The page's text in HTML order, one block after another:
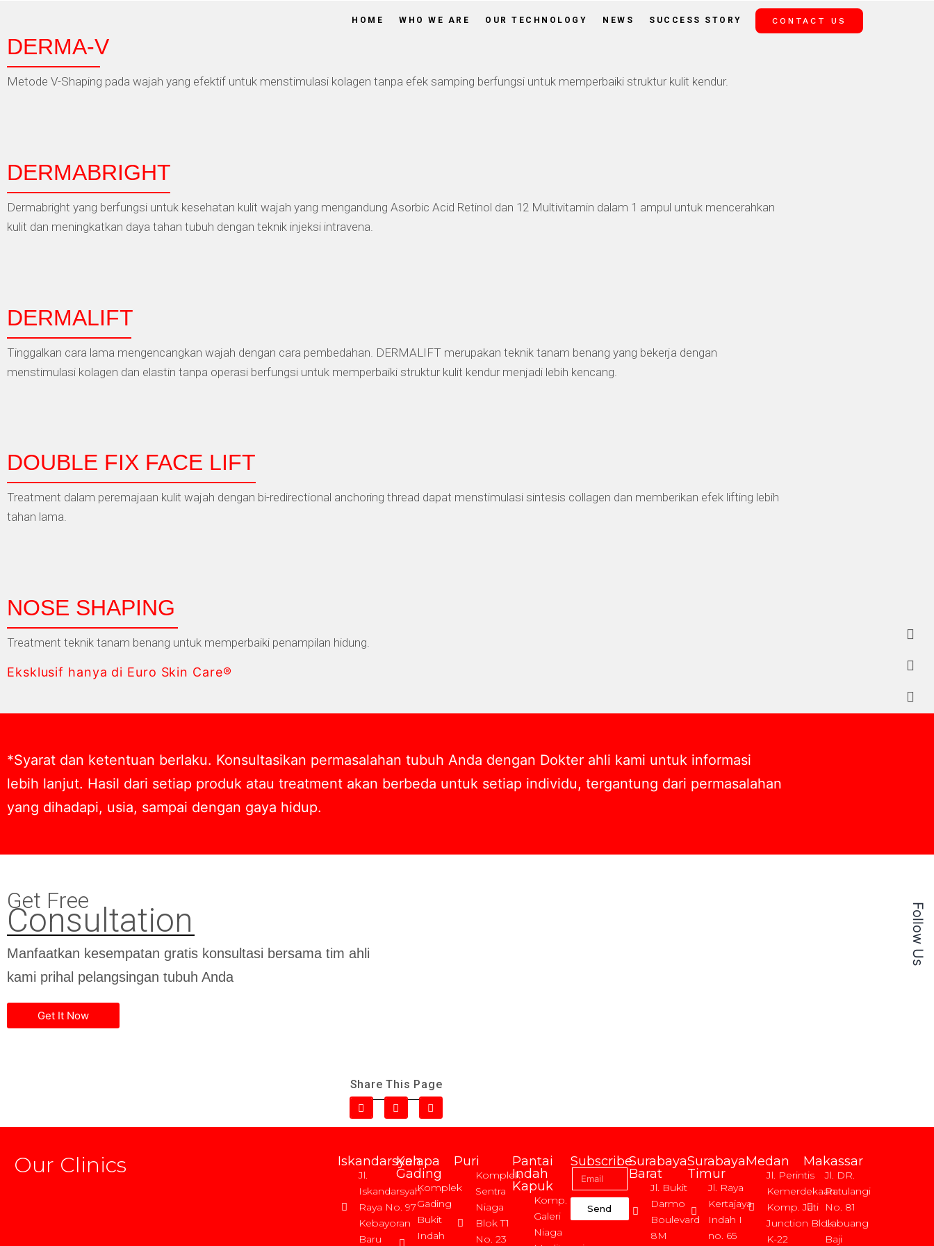
HOME WHO WE ARE OUR TECHNOLOGY NEWS SUCCESS STORY CONTACT US
DERMA-V
Metode V-Shaping pada wajah yang efektif untuk menstimulasi kolagen tanpa efek samping berfungsi untuk memperbaiki struktur kulit kendur.
DERMABRIGHT
Dermabright yang berfungsi untuk kesehatan kulit wajah yang mengandung Asorbic Acid Retinol dan 12 Multivitamin dalam 1 ampul untuk mencerahkan
kulit dan meningkatkan daya tahan tubuh dengan teknik injeksi intravena.
DERMALIFT
Tinggalkan cara lama mengencangkan wajah dengan cara pembedahan. DERMALIFT merupakan teknik tanam benang yang bekerja dengan
menstimulasi kolagen dan elastin tanpa operasi berfungsi untuk memperbaiki struktur kulit kendur menjadi lebih kencang.
DOUBLE FIX FACE LIFT
Treatment dalam peremajaan kulit wajah dengan bi-redirectional anchoring thread dapat menstimulasi sintesis collagen dan memberikan efek lifting lebih
tahan lama.
NOSE SHAPING
Treatment teknik tanam benang untuk memperbaiki penampilan hidung.
Eksklusif hanya di Euro Skin Care®
*Syarat dan ketentuan berlaku. Konsultasikan permasalahan tubuh Anda dengan Dokter ahli kami untuk informasi
lebih lanjut. Hasil dari setiap produk atau treatment akan berbeda untuk setiap individu, tergantung dari permasalahan
yang dihadapi, usia, sampai dengan gaya hidup.
Get Free
Consultation
Manfaatkan kesempatan gratis konsultasi bersama tim ahli
kami prihal pelangsingan tubuh Anda
Get It Now
Share This Page
Follow Us
Our Clinics Iskandarsyah
Jl.
Iskandarsyah
Raya No. 97
Kebayoran
Baru
Kelapa
Gading
Komplek
Gading
Bukit
Indah
Puri
Komplek
Sentra
Niaga
Blok T1
No. 23
Pantai
Indah
Kapuk
Komp.
Galeri
Niaga
Subscribe
Send
Surabaya
Barat
Jl. Bukit
Darmo
Boulevard
8M
Surabaya
Timur
Jl. Raya
Kertajaya
Indah I
no. 65
Medan
Jl. Perintis
Kemerdekaan
Komp. Jati
Junction Blok
K-22
Makassar
Jl. DR.
Ratulangi
No. 81
Labuang
Baji